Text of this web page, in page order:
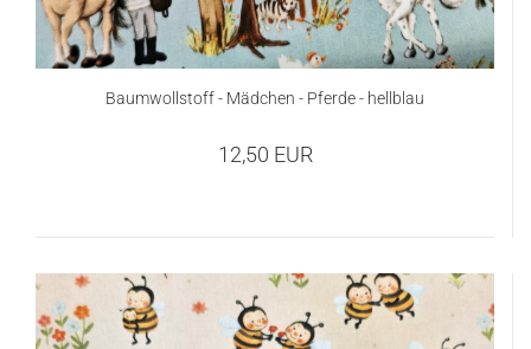
Baumwollstoff - Mädchen - Pferde - hellblau
12,50 EUR